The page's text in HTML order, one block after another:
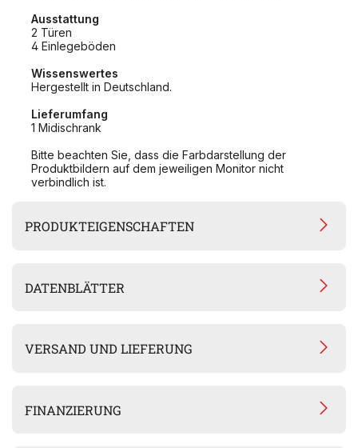
Ausstattung
2 Türen
4 Einlegeböden
Wissenswertes
Hergestellt in Deutschland.
Lieferumfang
1 Midischrank
Bitte beachten Sie, dass die Farbdarstellung der
Produktbildern auf dem jeweiligen Monitor nicht
verbindlich ist.
PRODUKTEIGENSCHAFTEN
DATENBLÄTTER
VERSAND UND LIEFERUNG
FINANZIERUNG